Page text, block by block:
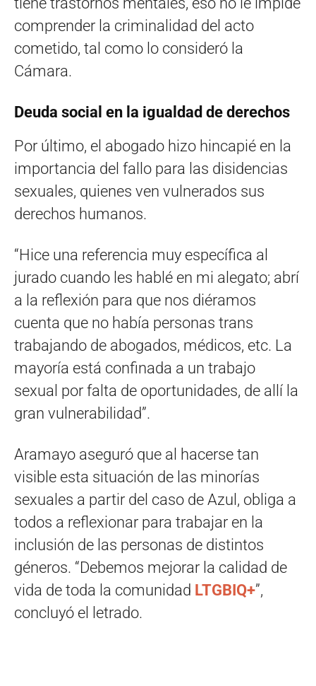
comprender la criminalidad del acto
cometido, tal como lo consideró la
Cámara.
Deuda social en la igualdad de derechos
Por último, el abogado hizo hincapié en la
importancia del fallo para las disidencias
sexuales, quienes ven vulnerados sus
derechos humanos.
“Hice una referencia muy específica al
jurado cuando les hablé en mi alegato; abrí
a la reflexión para que nos diéramos
cuenta que no había personas trans
trabajando de abogados, médicos, etc. La
mayoría está confinada a un trabajo
sexual por falta de oportunidades, de allí la
gran vulnerabilidad”.
Aramayo aseguró que al hacerse tan
visible esta situación de las minorías
sexuales a partir del caso de Azul, obliga a
todos a reflexionar para trabajar en la
inclusión de las personas de distintos
géneros. “Debemos mejorar la calidad de
vida de toda la comunidad LTGBIQ+”,
concluyó el letrado.